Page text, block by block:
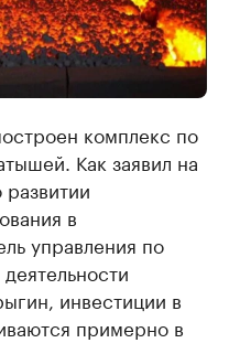
комплекс по
Как заявил на
в
управления по
инвестиции в
примерно в